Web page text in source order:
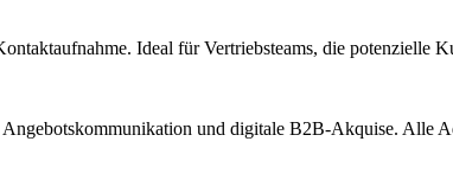
Ideal für Vertriebsteams, die potenzielle
und digitale B2B-Akquise. Alle